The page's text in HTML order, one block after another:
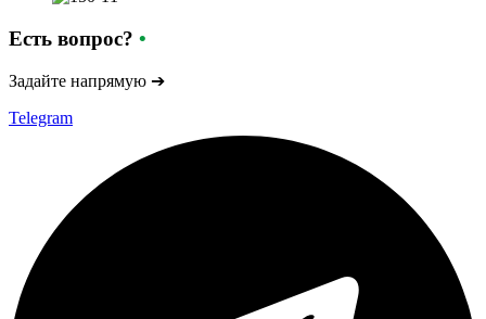
Есть вопрос? •
Задайте напрямую ➔
Telegram